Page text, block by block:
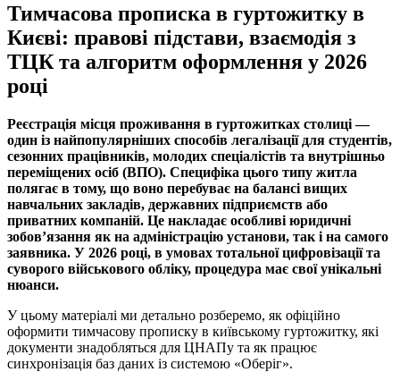
Тимчасова прописка в гуртожитку в
Києві: правові підстави, взаємодія з
ТЦК та алгоритм оформлення у 2026
році
Реєстрація місця проживання в гуртожитках столиці —
один із найпопулярніших способів легалізації для студентів,
сезонних працівників, молодих спеціалістів та внутрішньо
переміщених осіб (ВПО). Специфіка цього типу житла
полягає в тому, що воно перебуває на балансі вищих
навчальних закладів, державних підприємств або
приватних компаній. Це накладає особливі юридичні
зобов’язання як на адміністрацію установи, так і на самого
заявника. У 2026 році, в умовах тотальної цифровізації та
суворого військового обліку, процедура має свої унікальні
нюанси.
У цьому матеріалі ми детально розберемо, як офіційно
оформити тимчасову прописку в київському гуртожитку, які
документи знадобляться для ЦНАПу та як працює
синхронізація баз даних із системою «Оберіг».